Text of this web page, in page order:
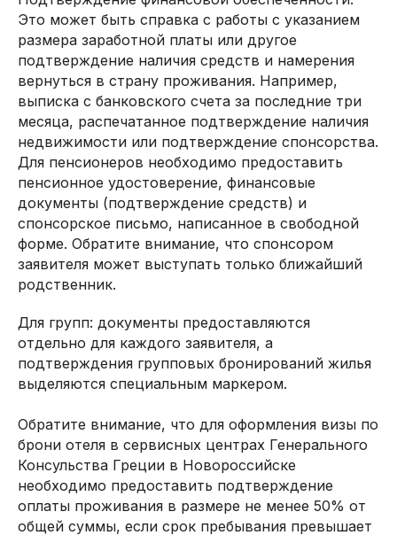
Это может быть справка с работы с указанием
размера заработной платы или другое
подтверждение наличия средств и намерения
вернуться в страну проживания. Например,
выписка с банковского счета за последние три
месяца, распечатанное подтверждение наличия
недвижимости или подтверждение спонсорства.
Для пенсионеров необходимо предоставить
пенсионное удостоверение, финансовые
документы (подтверждение средств) и
спонсорское письмо, написанное в свободной
форме. Обратите внимание, что спонсором
заявителя может выступать только ближайший
родственник.
Для групп: документы предоставляются
отдельно для каждого заявителя, а
подтверждения групповых бронирований жилья
выделяются специальным маркером.
Обратите внимание, что для оформления визы по
брони отеля в сервисных центрах Генерального
Консульства Греции в Новороссийске
необходимо предоставить подтверждение
оплаты проживания в размере не менее 50% от
общей суммы, если срок пребывания превышает